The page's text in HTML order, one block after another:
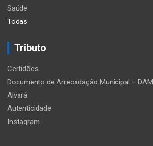
Saúde
Todas
Tributo
Certidões
Documento de Arrecadação Municipal – DAM
Alvará
Autenticidade
Instagram